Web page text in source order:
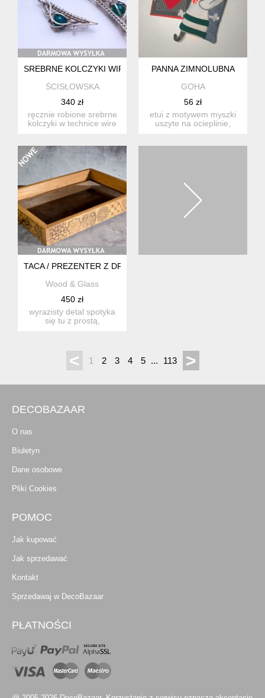
SREBRNE KOLCZYKI WIRE WRAPPING Z ZIELONYM
ŚCISŁOWSKA
340 zł
ręcznie robione srebrne
kolczyki w technice wire
PANNA ZIMNOLUBNA
GOHA
56 zł
etui z motywem myszki
uszyte na ocieplinie,
TACA / PREZENTER Z DREWNA I SZKŁA – KOLEKCJA LASER
Wood & Glass
450 zł
wyrazisty detal spotyka
się tu z prostą,
< 1 2 3 4 5 ... 113 >
DECOBAZAAR
O nas
Biuletyn
Dane osobowe
Pliki Cookies
POMOC
Jak kupować
Jak sprzedawać
Kontakt
Sprzedawaj w DecoBazaar
PŁATNOŚCI